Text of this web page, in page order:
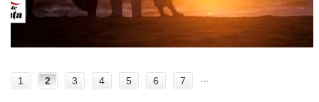
1 2 3 4 5 6 7